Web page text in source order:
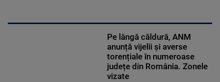
Pe lângă căldură, ANM
anunță vijelii și averse
torențiale în numeroase
județe din România. Zonele
vizate